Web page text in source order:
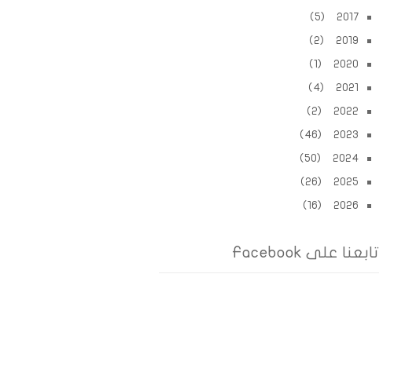
2017 (5)
2019 (2)
2020 (1)
2021 (4)
2022 (2)
2023 (46)
2024 (50)
2025 (26)
2026 (16)
تابعنا على Facebook